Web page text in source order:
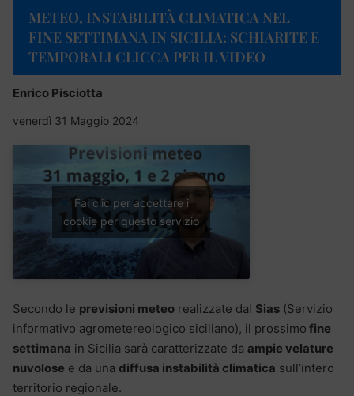
METEO, INSTABILITÀ CLIMATICA NEL
FINE SETTIMANA IN SICILIA: SCHIARITE E
TEMPORALI CLICCA PER IL VIDEO
Enrico Pisciotta
venerdì 31 Maggio 2024
Fai clic per accettare i
cookie per questo servizio
Secondo le previsioni meteo realizzate dal Sias (Servizio
informativo agrometereologico siciliano), il prossimo fine
settimana in Sicilia sarà caratterizzate da ampie velature
nuvolose e da una diffusa instabilità climatica sull’intero
territorio regionale.